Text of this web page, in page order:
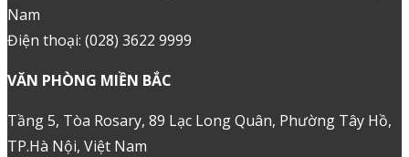
Nam
Điện thoại: (028) 3622 9999
VĂN PHÒNG MIỀN BẮC
Tầng 5, Tòa Rosary, 89 Lạc Long Quân, Phường Tây Hồ,
TP.Hà Nội, Việt Nam